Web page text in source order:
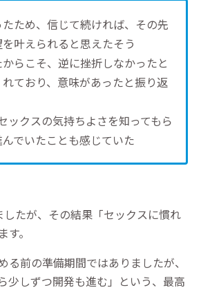
ため、信じて続ければ、その先
叶えられると思えたそう
らこそ、逆に挫折しなかったと
ており、意味があったと振り返
ックスの気持ちよさを知ってもら
でいたことも感じていた
たが、その結果「セックスに慣れ
。
る前の準備期間ではありましたが、
少しずつ開発も進む」という、最高